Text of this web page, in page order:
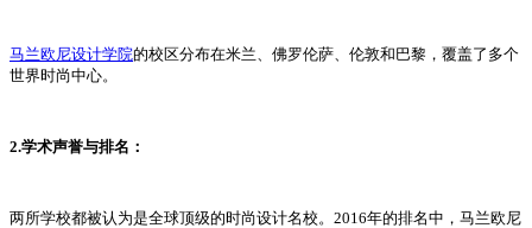
马兰欧尼设计学院的校区分布在米兰、佛罗伦萨、伦敦和巴黎，覆盖了多个
世界时尚中心。
2.学术声誉与排名：
两所学校都被认为是全球顶级的时尚设计名校。2016年的排名中，马兰欧尼